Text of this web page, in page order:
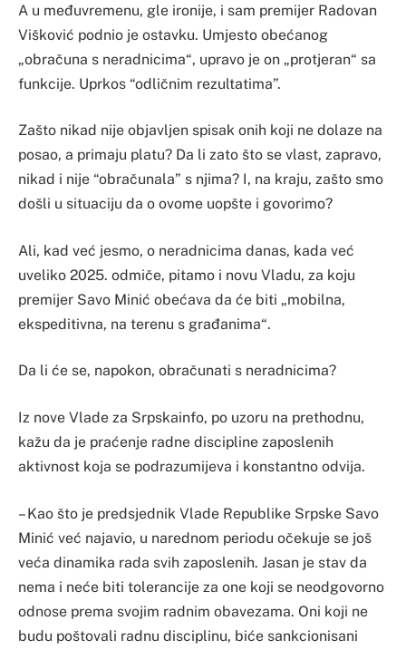
A u međuvremenu, gle ironije, i sam premijer Radovan
Višković podnio je ostavku. Umjesto obećanog
„obračuna s neradnicima“, upravo je on „protjeran“ sa
funkcije. Uprkos “odličnim rezultatima”.
Zašto nikad nije objavljen spisak onih koji ne dolaze na
posao, a primaju platu? Da li zato što se vlast, zapravo,
nikad i nije “obračunala” s njima? I, na kraju, zašto smo
došli u situaciju da o ovome uopšte i govorimo?
Ali, kad već jesmo, o neradnicima danas, kada već
uveliko 2025. odmiče, pitamo i novu Vladu, za koju
premijer Savo Minić obećava da će biti „mobilna,
ekspeditivna, na terenu s građanima“.
Da li će se, napokon, obračunati s neradnicima?
Iz nove Vlade za Srpskainfo, po uzoru na prethodnu,
kažu da je praćenje radne discipline zaposlenih
aktivnost koja se podrazumijeva i konstantno odvija.
– Kao što je predsjednik Vlade Republike Srpske Savo
Minić već najavio, u narednom periodu očekuje se još
veća dinamika rada svih zaposlenih. Jasan je stav da
nema i neće biti tolerancije za one koji se neodgovorno
odnose prema svojim radnim obavezama. Oni koji ne
budu poštovali radnu disciplinu, biće sankcionisani